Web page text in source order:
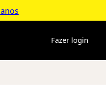
Fazer login